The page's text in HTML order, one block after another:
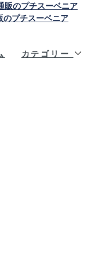
のプチスーベニア
カテゴリー